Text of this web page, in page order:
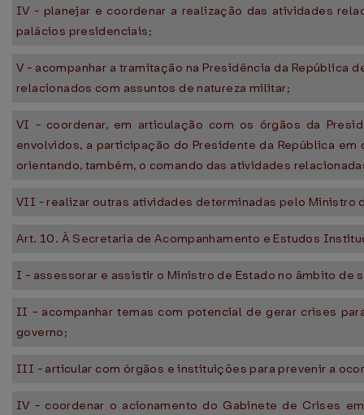
IV - planejar e coordenar a realização das atividades
palácios presidenciais;
V - acompanhar a tramitação na Presidência da República
relacionados com assuntos de natureza militar;
VI - coordenar, em articulação com os órgãos da
envolvidos, a participação do Presidente da República
orientando, também, o comando das atividades
VII - realizar outras atividades determinadas pelo Ministro
Art. 10. À Secretaria de Acompanhamento e Estudos
I - assessorar e assistir o Ministro de Estado no âmbito de
II - acompanhar temas com potencial de gerar crises
governo;
III - articular com órgãos e instituições para prevenir a
IV - coordenar o acionamento do Gabinete de Crises